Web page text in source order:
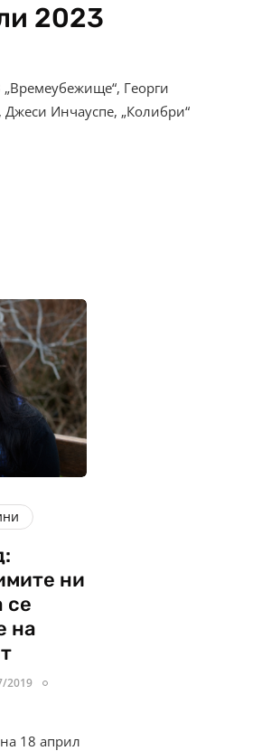
2023
Георги
Джеси Инчауспе, „Колибри“
ни
се
на
2019
18 април